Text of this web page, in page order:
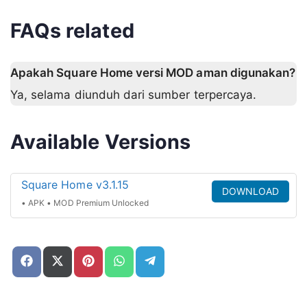
FAQs related
Apakah Square Home versi MOD aman digunakan?
Ya, selama diunduh dari sumber terpercaya.
Available Versions
Square Home v3.1.15
• APK • MOD Premium Unlocked
DOWNLOAD
Share
on
Share
on
Share
on
Share
on
on